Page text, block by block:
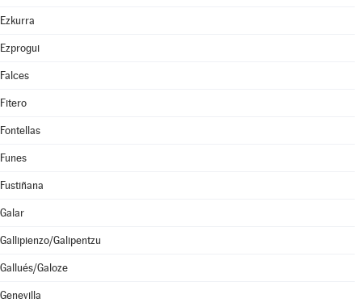
Ezkurra
Ezprogui
Falces
Fitero
Fontellas
Funes
Fustiñana
Galar
Gallipienzo/Galipentzu
Gallués/Galoze
Genevilla